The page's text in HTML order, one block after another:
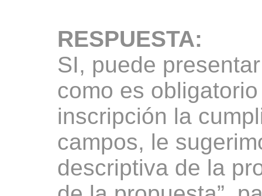
RESPUESTA:
SI, puede
como es
inscripción la
campos, le
descriptiva de la